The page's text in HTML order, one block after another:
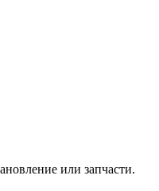
или запчасти.